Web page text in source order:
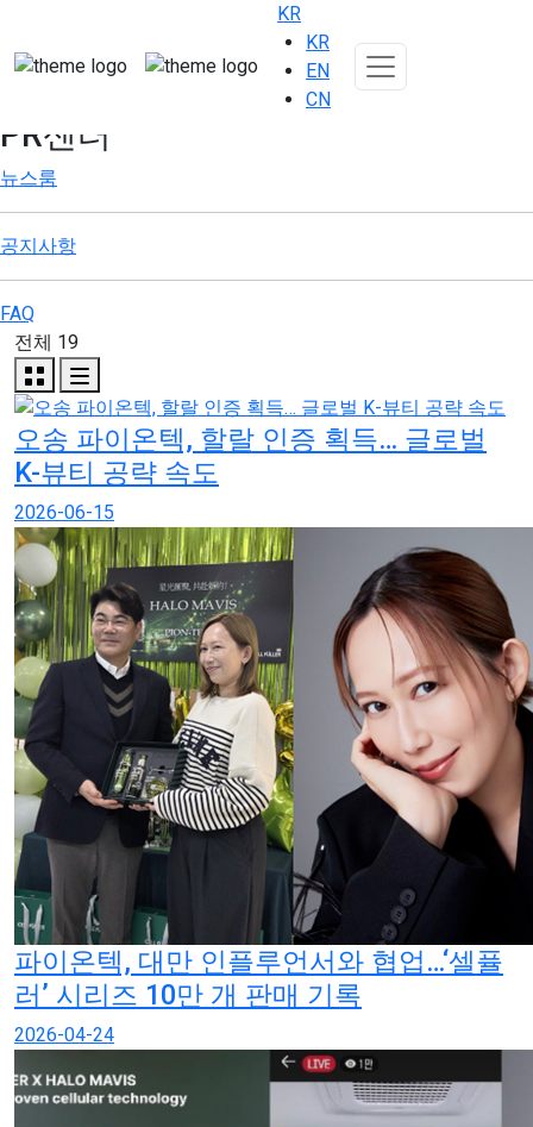
KR
KR
EN
CN
PR센터
뉴스룸
공지사항
FAQ
전체 19
오송 파이온텍, 할랄 인증 획득… 글로벌
K-뷰티 공략 속도
2026-06-15
파이온텍, 대만 인플루언서와 협업…‘셀퓰
러’ 시리즈 10만 개 판매 기록
2026-04-24